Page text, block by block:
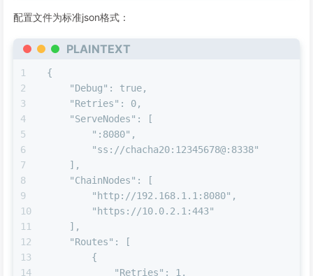
配置文件为标准json格式：
PLAINTEXT
{
    "Debug": true,
    "Retries": 0,
    "ServeNodes": [
        ":8080",
        "ss://chacha20:12345678@:8338"
    ],
    "ChainNodes": [
        "http://192.168.1.1:8080",
        "https://10.0.2.1:443"
    ],
    "Routes": [
        {
            "Retries": 1,